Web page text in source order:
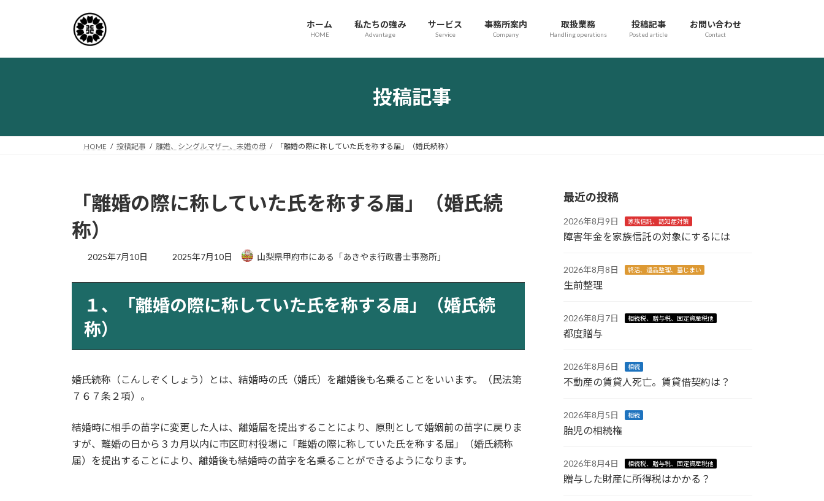
プ
動
ホーム
HOME
私たちの強み
Advantage
サービス
Service
事務所案内
Company
取扱業務
Handling operations
投稿記事
Posted article
お問い合わせ
Contact
投稿記事
HOME 投稿記事 離婚、シングルマザー、未婚の母 「離婚の際に称していた氏を称する届」（婚氏続称）
「離婚の際に称していた氏を称する届」（婚氏続
称）
2025年7月10日
最
日
時
2025年7月10日 山梨県甲府市にある「あきやま行政書士事務所」
１、「離婚の際に称していた氏を称する届」（婚氏続
称）
婚氏続称（こんしぞくしょう）とは、結婚時の氏（婚氏）を離婚後も名乗ることをいいます。（民法第
７６７条２項）。
結婚時に相手の苗字に変更した人は、離婚届を提出することにより、原則として婚姻前の苗字に戻りま
すが、離婚の日から３カ月以内に市区町村役場に「離婚の際に称していた氏を称する届」（婚氏続称
届）を提出することにより、離婚後も結婚時の苗字を名乗ることができるようになります。
最近の投稿
2026年8月9日 家族信託、認知症対策
障害年金を家族信託の対象にするには
2026年8月8日 終活、遺品整理、墓じまい
生前整理
2026年8月7日 相続税、贈与税、固定資産税他
都度贈与
2026年8月6日 相続
不動産の賃貸人死亡。賃貸借契約は？
2026年8月5日 相続
胎児の相続権
2026年8月4日 相続税、贈与税、固定資産税他
贈与した財産に所得税はかかる？